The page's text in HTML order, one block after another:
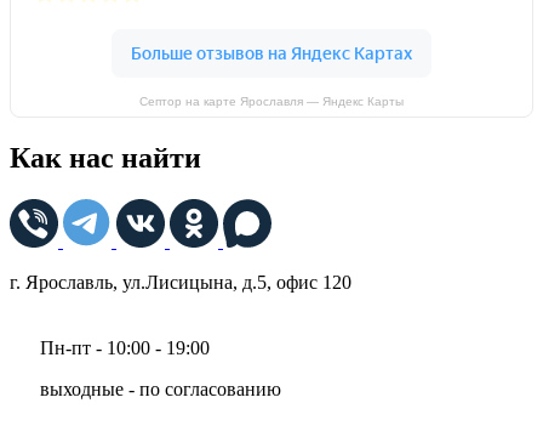
Септор на карте Ярославля — Яндекс Карты
Как нас найти
г. Ярославль, ул.Лисицына, д.5, офис 120
Пн-пт - 10:00 - 19:00
выходные - по согласованию